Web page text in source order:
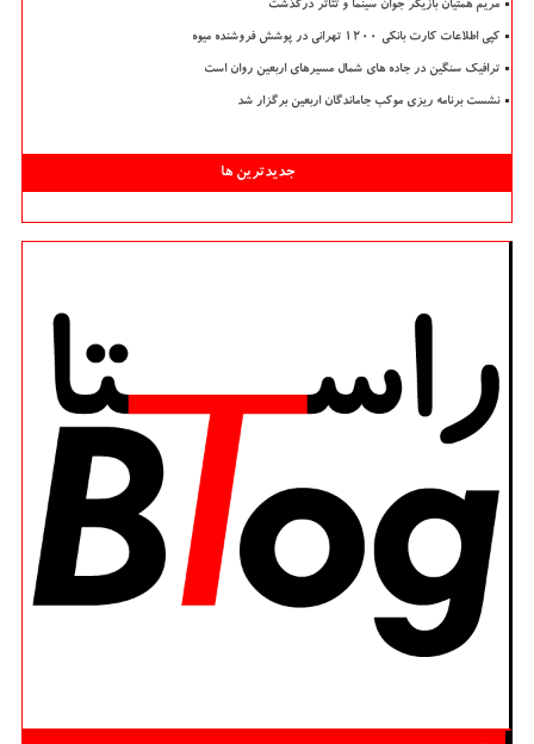
مریم همتیان بازیگر جوان سینما و تئاتر درگذشت
کپی اطلاعات کارت بانکی ۱۲۰۰ تهرانی در پوشش فروشنده میوه
ترافیک سنگین در جاده های شمال مسیرهای اربعین روان است
نشست برنامه ریزی موکب جاماندگان اربعین برگزار شد
جدیدترین ها